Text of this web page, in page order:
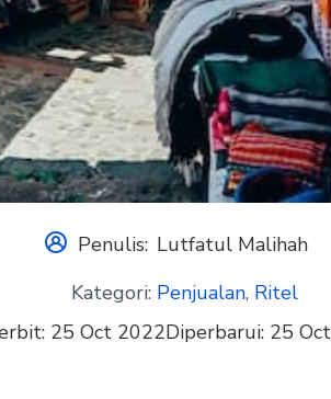
Penulis: Lutfatul Malihah
Kategori: Penjualan, Ritel
25 Oct 2022Diperbarui: 25